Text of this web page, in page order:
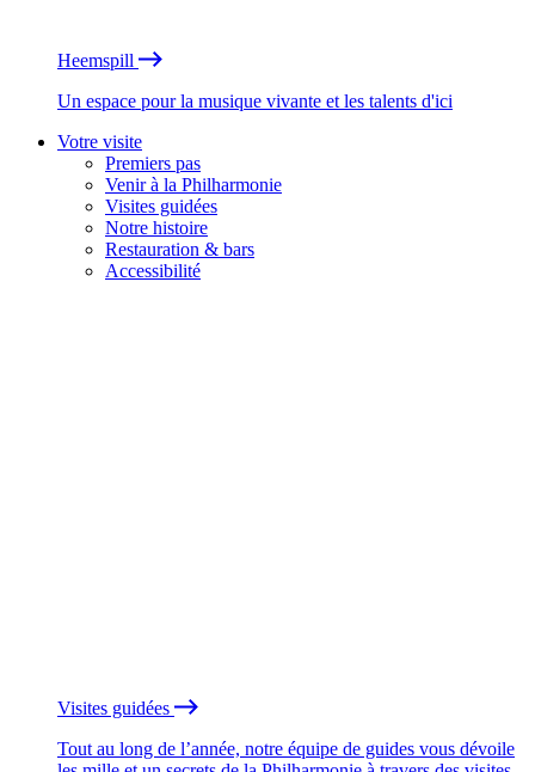
Heemspill
Un espace pour la musique vivante et les talents d'ici
Votre visite
Premiers pas
Venir à la Philharmonie
Visites guidées
Notre histoire
Restauration & bars
Accessibilité
Visites guidées
Tout au long de l’année, notre équipe de guides vous dévoile